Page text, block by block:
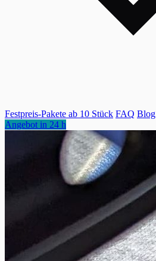
Festpreis-Pakete ab 10 Stück FAQ Blog
Angebot in 24 h